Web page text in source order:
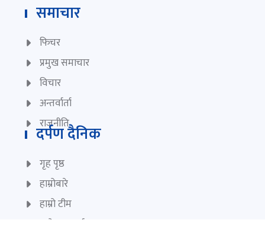
समाचार
फिचर
प्रमुख समाचार
विचार
अन्तर्वार्ता
राजनीति
दर्पण दैनिक
गृह पृष्ठ
हाम्रोबारे
हाम्रो टीम
प्रयोगका सर्त